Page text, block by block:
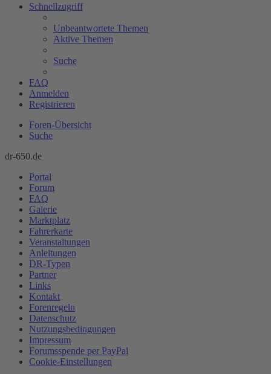
Schnellzugriff
Unbeantwortete Themen
Aktive Themen
Suche
FAQ
Anmelden
Registrieren
Foren-Übersicht
Suche
dr-650.de
Portal
Forum
FAQ
Galerie
Marktplatz
Fahrerkarte
Veranstaltungen
Anleitungen
DR-Typen
Partner
Links
Kontakt
Forenregeln
Datenschutz
Nutzungsbedingungen
Impressum
Forumsspende per PayPal
Cookie-Einstellungen